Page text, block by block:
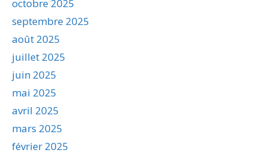
octobre 2025
septembre 2025
août 2025
juillet 2025
juin 2025
mai 2025
avril 2025
mars 2025
février 2025